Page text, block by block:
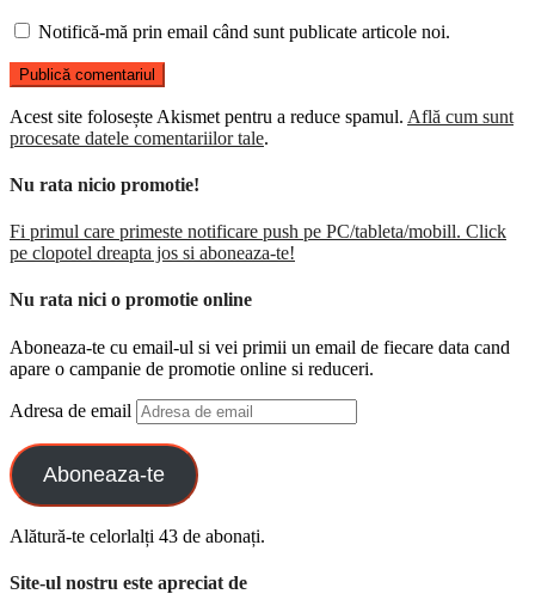
Notifică-mă prin email când sunt publicate articole noi.
Acest site folosește Akismet pentru a reduce spamul. Află cum sunt
procesate datele comentariilor tale.
Nu rata nicio promotie!
Fi primul care primeste notificare push pe PC/tableta/mobill. Click
pe clopotel dreapta jos si aboneaza-te!
Nu rata nici o promotie online
Aboneaza-te cu email-ul si vei primii un email de fiecare data cand
apare o campanie de promotie online si reduceri.
Adresa de email
Aboneaza-te
Alătură-te celorlalți 43 de abonați.
Site-ul nostru este apreciat de